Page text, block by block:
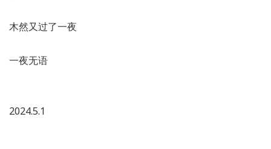
木然又过了一夜
一夜无语
2024.5.1